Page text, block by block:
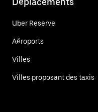
Uber Reserve
Aéroports
Villes
Villes proposant des taxis